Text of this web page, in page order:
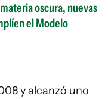
oscura, nuevas
el Modelo
y alcanzó uno